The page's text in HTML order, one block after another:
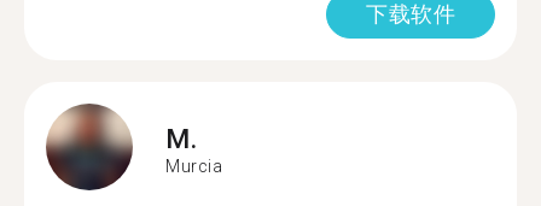
下载软件
M.
Murcia